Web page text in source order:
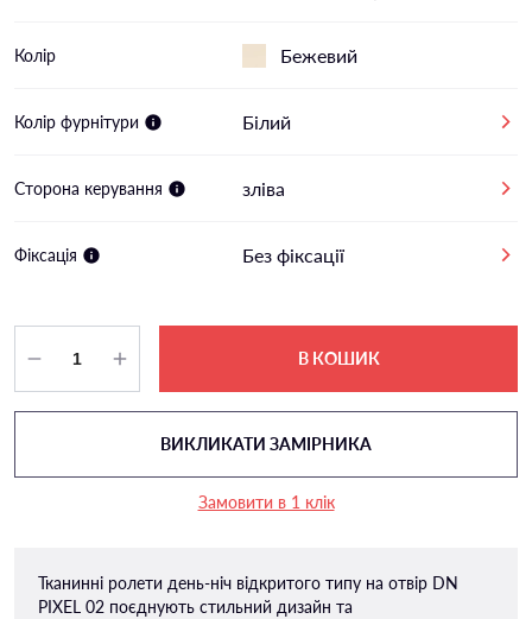
Колір Бежевий
Колір фурнітури Білий
Сторона керування зліва
Фіксація Без фіксації
В КОШИК
ВИКЛИКАТИ ЗАМІРНИКА
Замовити в 1 клік
Тканинні ролети день-ніч відкритого типу на отвір DN
PIXEL 02 поєднують стильний дизайн та